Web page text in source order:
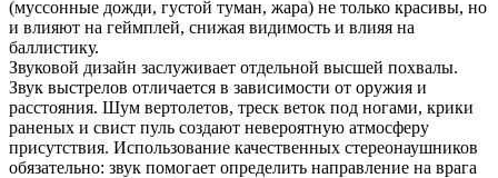
(муссонные дожди, густой туман, жара) не только красивы, но
и влияют на геймплей, снижая видимость и влияя на
баллистику.
Звуковой дизайн заслуживает отдельной высшей похвалы.
Звук выстрелов отличается в зависимости от оружия и
расстояния. Шум вертолетов, треск веток под ногами, крики
раненых и свист пуль создают невероятную атмосферу
присутствия. Использование качественных стереонаушников
обязательно: звук помогает определить направление на врага